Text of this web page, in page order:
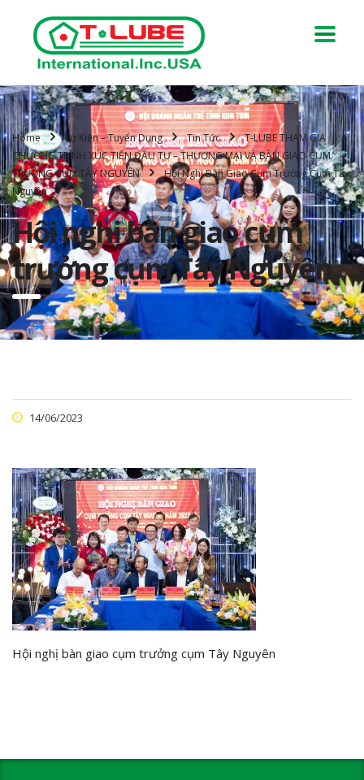
Home Sự Kiện – Tuyển Dụng Tin Tức
T-LUBE THAM GIA
CHƯƠNG TRÌNH XÚC TIẾN ĐẦU TƯ – THƯƠNG MẠI VÀ BÀN GIAO CỤM
TRƯỞNG CỤM TÂY NGUYÊN
Hội Nghị Bàn Giao Cụm Trưởng Cụm Tây
Nguyên
Hội nghị bàn giao cụm
trưởng cụm Tây Nguyên
14/06/2023
Hội nghị bàn giao cụm trưởng cụm Tây Nguyên